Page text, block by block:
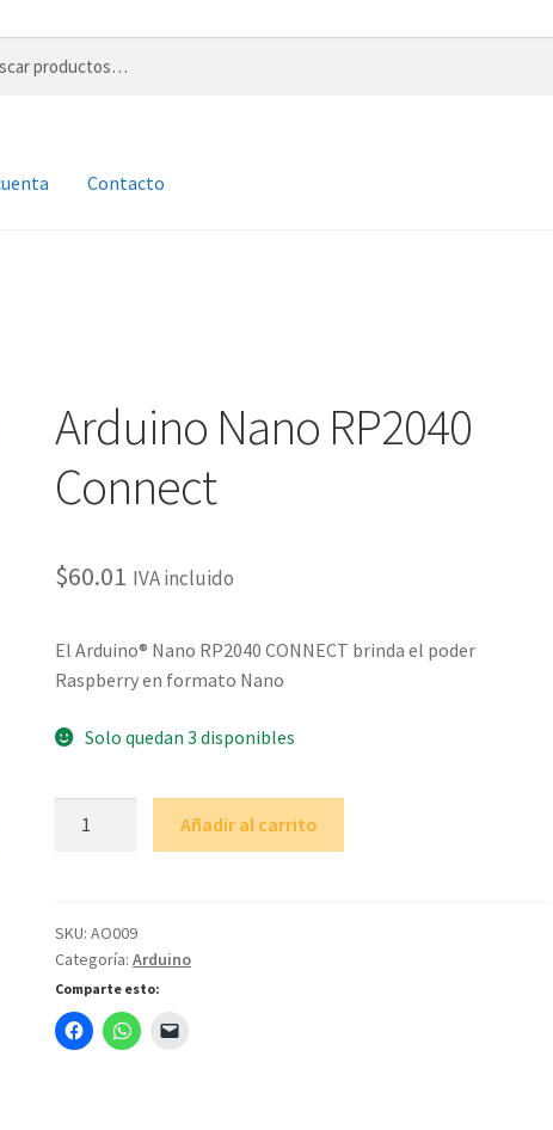
Contacto
Arduino Nano RP2040
Connect
$60.01 IVA incluido
El Arduino® Nano RP2040 CONNECT brinda el poder
Raspberry en formato Nano
Solo quedan 3 disponibles
cantidad
Añadir al carrito
SKU:AO009
Categoría:Arduino
Comparte esto: